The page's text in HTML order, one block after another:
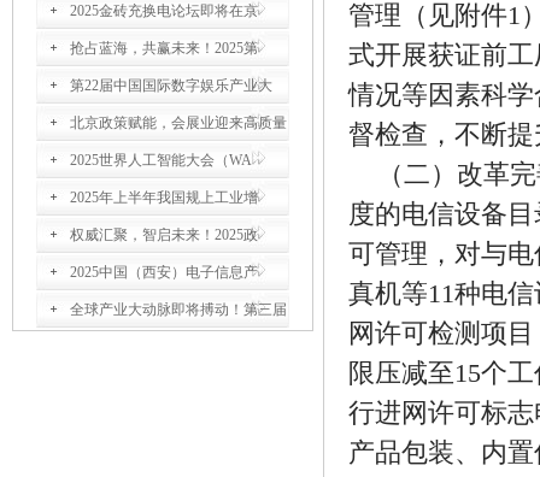
2025金砖充换电论坛即将在京
抢占蓝海，共赢未来！2025第
第22届中国国际数字娱乐产业大
北京政策赋能，会展业迎来高质量
2025世界人工智能大会（WA
2025年上半年我国规上工业增
权威汇聚，智启未来！2025政
2025中国（西安）电子信息产
全球产业大动脉即将搏动！第三届
管理（见附件1
式开展获证前
情况等因素科
督检查，不断
（二）改革
度的电信设备
可管理，对与
真机等11种电
网许可检测项
限压减至15个
行进网许可标
产品包装、内